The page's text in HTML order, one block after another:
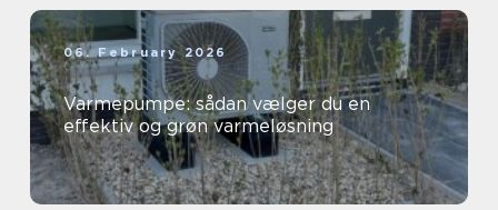
06. February 2026
Varmepumpe: sådan vælger du en
effektiv og grøn varmeløsning